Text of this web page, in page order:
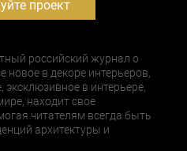
проект
российский журнал о
новое в декоре интерьеров,
эксклюзивное в интерьере,
находит свое
читателям всегда быть
архитектуры и